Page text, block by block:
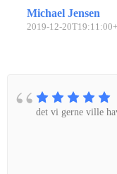
Michael Jensen
2019-12-
det vi gerne ville